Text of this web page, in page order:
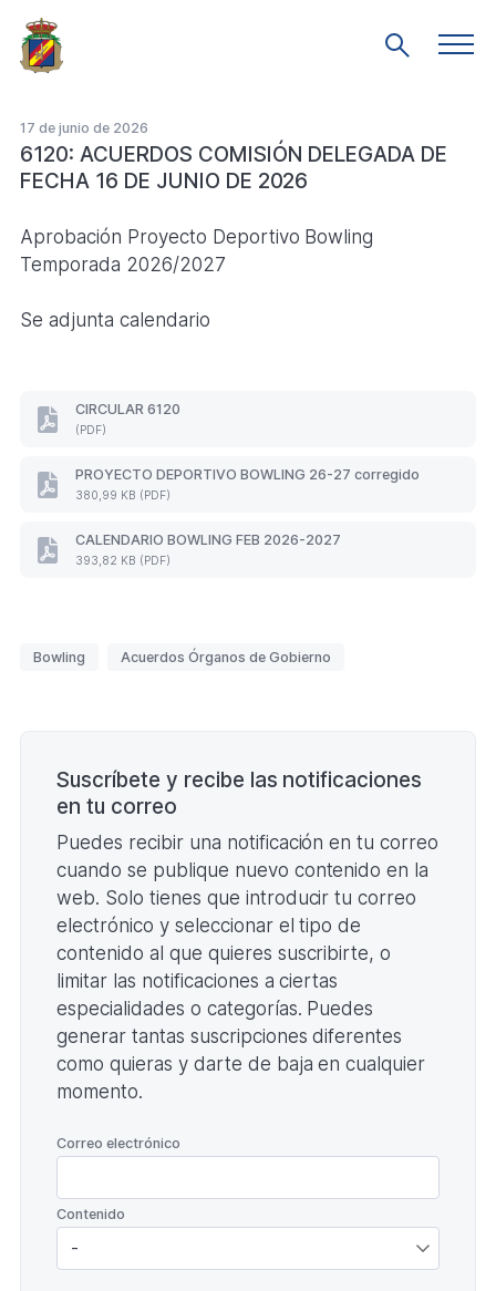
Saltar
al
contenido
Mostrar
17 de junio de 2026
6120: ACUERDOS COMISIÓN DELEGADA DE
FECHA 16 DE JUNIO DE 2026
Aprobación Proyecto Deportivo Bowling
Temporada 2026/2027
Se adjunta calendario
CIRCULAR 6120
(PDF)
CIRCULAR
PDF.
)
PROYECTO DEPORTIVO BOWLING 26-27 corregido
380,99 KB (PDF)
PROYECTO
26-
27
KB)
CALENDARIO BOWLING FEB 2026-2027
393,82 KB (PDF)
CALENDARIO
(Formato
Etiquetas
Bowling Acuerdos Órganos de Gobierno
Suscríbete y recibe las notificaciones
en tu correo
Puedes recibir una notificación en tu correo
cuando se publique nuevo contenido en la
web. Solo tienes que introducir tu correo
electrónico y seleccionar el tipo de
contenido al que quieres suscribirte, o
limitar las notificaciones a ciertas
especialidades o categorías. Puedes
generar tantas suscripciones diferentes
como quieras y darte de baja en cualquier
momento.
Correo electrónico
Contenido